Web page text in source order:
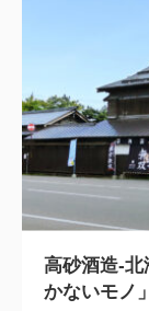
高砂酒造-北
かないモノ